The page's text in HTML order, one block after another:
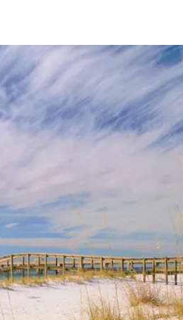
les parcourir ou en appuyant et en